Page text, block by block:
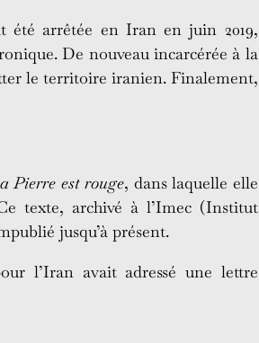
été arrêtée en Iran en juin 2019,
De nouveau incarcérée à la
le territoire iranien. Finalement,
Pierre est rouge, dans laquelle elle
texte, archivé à l’Imec (Institut
jusqu’à présent.
l’Iran avait adressé une lettre